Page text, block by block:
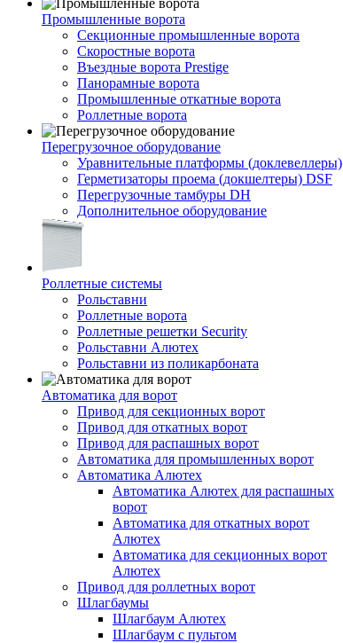
Промышленные ворота
Секционные промышленные ворота
Скоростные ворота
Въездные ворота Prestige
Панорамные ворота
Промышленные откатные ворота
Роллетные ворота
Перегрузочное оборудование
Уравнительные платформы (доклевеллеры)
Герметизаторы проема (докшелтеры) DSF
Перегрузочные тамбуры DH
Дополнительное оборудование
Роллетные системы
Рольставни
Роллетные ворота
Роллетные решетки Security
Рольставни Алютех
Рольставни из поликарбоната
Автоматика для ворот
Привод для секционных ворот
Привод для откатных ворот
Привод для распашных ворот
Автоматика для промышленных ворот
Автоматика Алютех
Автоматика Алютех для распашных
ворот
Автоматика для откатных ворот
Алютех
Автоматика для секционных ворот
Алютех
Привод для роллетных ворот
Шлагбаумы
Шлагбаум Алютех
Шлагбаум с пультом